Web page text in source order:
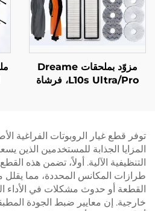
مزوّد بملحقات Dreame
L10s Ultra/Pro، فرشاة
المزايا الجذابة للمستخدمين الذين
التنظيفية الآلية. أولاً، تضمن هذه
طرازات المكانس المحددة، مما
القطعة أو حدوث مشكلات في الأداء